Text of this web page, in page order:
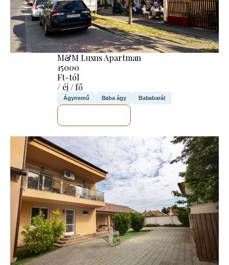
M&M Luxus Apartman
15000
Ft-tól
/ éj / fő
Ágynemű Baba ágy Bababarát